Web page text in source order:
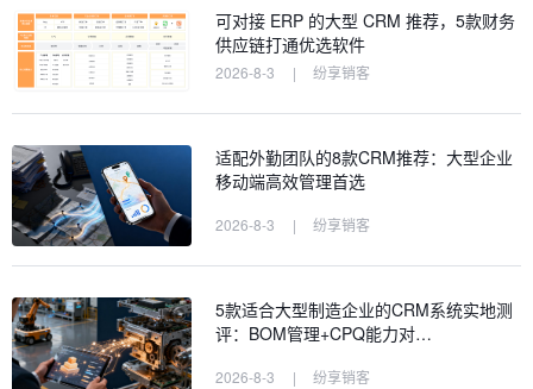
可对接 ERP 的大型 CRM 推荐，5款财务
供应链打通优选软件
2026-8-3 | 纷享销客
适配外勤团队的8款CRM推荐：大型企业
移动端高效管理首选
2026-8-3 | 纷享销客
5款适合大型制造企业的CRM系统实地测
评：BOM管理+CPQ能力对…
2026-8-3 | 纷享销客